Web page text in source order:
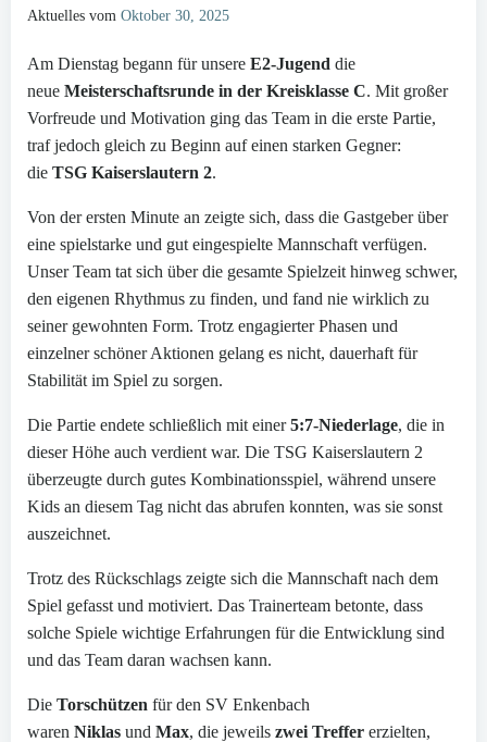
Aktuelles vom Oktober 30, 2025
Am Dienstag begann für unsere E2-Jugend die
neue Meisterschaftsrunde in der Kreisklasse C. Mit großer
Vorfreude und Motivation ging das Team in die erste Partie,
traf jedoch gleich zu Beginn auf einen starken Gegner:
die TSG Kaiserslautern 2.
Von der ersten Minute an zeigte sich, dass die Gastgeber über
eine spielstarke und gut eingespielte Mannschaft verfügen.
Unser Team tat sich über die gesamte Spielzeit hinweg schwer,
den eigenen Rhythmus zu finden, und fand nie wirklich zu
seiner gewohnten Form. Trotz engagierter Phasen und
einzelner schöner Aktionen gelang es nicht, dauerhaft für
Stabilität im Spiel zu sorgen.
Die Partie endete schließlich mit einer5:7-Niederlage, die in
dieser Höhe auch verdient war. Die TSG Kaiserslautern 2
überzeugte durch gutes Kombinationsspiel, während unsere
Kids an diesem Tag nicht das abrufen konnten, was sie sonst
auszeichnet.
Trotz des Rückschlags zeigte sich die Mannschaft nach dem
Spiel gefasst und motiviert. Das Trainerteam betonte, dass
solche Spiele wichtige Erfahrungen für die Entwicklung sind
und das Team daran wachsen kann.
Die Torschützen für den SV Enkenbach
waren Niklas und Max, die jeweils zwei Treffer erzielten,